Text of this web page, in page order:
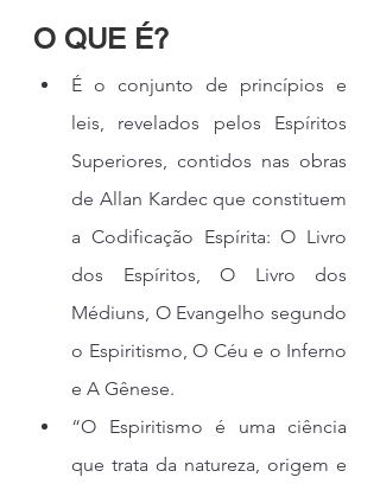
O QUE É?
É o conjunto de princípios e
leis, revelados pelos Espíritos
Superiores, contidos nas obras
de Allan Kardec que constituem
a Codificação Espírita: O Livro
dos Espíritos, O Livro dos
Médiuns, O Evangelho segundo
o Espiritismo, O Céu e o Inferno
e A Gênese.
“O Espiritismo é uma ciência
que trata da natureza, origem e